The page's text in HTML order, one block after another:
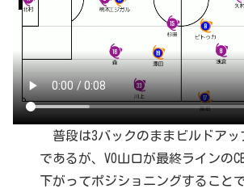
普段は3バックのままビルドアッ
であるが、VO山口が最終ラインの
下がってポジショニングすること